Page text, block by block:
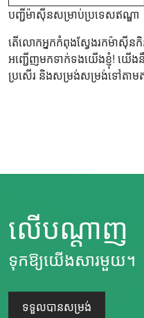
បញ្ជីម៉ាស៊ីនសម្រាប់ប្រទេសឥណ្ឌា
តើលោកអ្នកកំពុងស្វែងរកម៉ាស៊ីន
អញ្ជើញមកទាក់ទងយើងខ្ញុំ! យើង
ប្រសើរ និងសម្រង់សម្រង់ទៅតាមត
លើបណ្តាញ
ទុកឱ្យយើងសារមួយ។
ទទួលបានសម្រង់